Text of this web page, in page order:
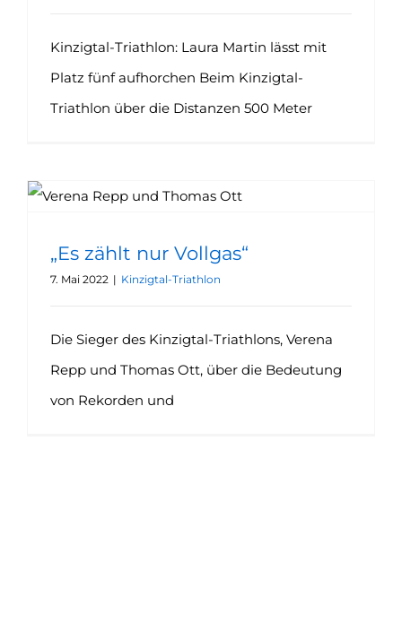
Kinzigtal-Triathlon: Laura Martin lässt mit
Platz fünf aufhorchen Beim Kinzigtal-
Triathlon über die Distanzen 500 Meter
„Es zählt nur Vollgas“
7. Mai 2022 | Kinzigtal-Triathlon
Die Sieger des Kinzigtal-Triathlons, Verena
Repp und Thomas Ott, über die Bedeutung
von Rekorden und